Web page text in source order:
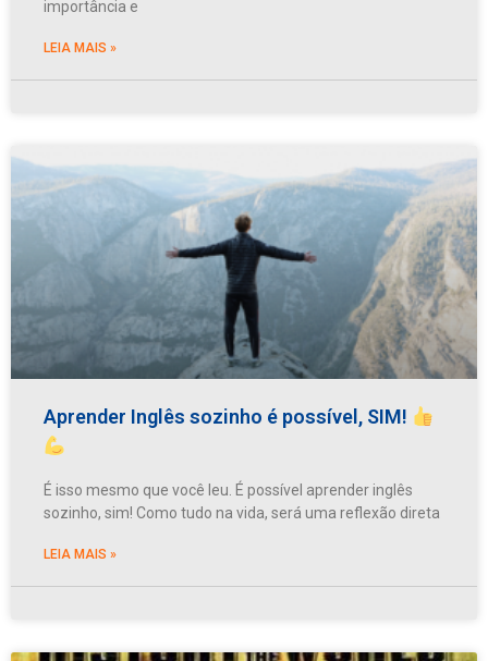
importância e
LEIA MAIS »
Aprender Inglês sozinho é possível, SIM!
É isso mesmo que você leu. É possível aprender inglês
sozinho, sim! Como tudo na vida, será uma reflexão direta
LEIA MAIS »